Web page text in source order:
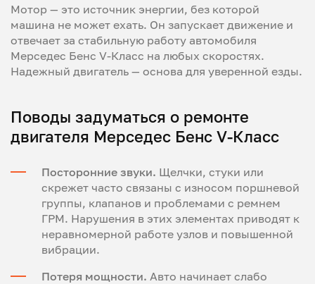
Мотор — это источник энергии, без которой
машина не может ехать. Он запускает движение и
отвечает за стабильную работу автомобиля
Мерседес Бенс V-Класс на любых скоростях.
Надежный двигатель — основа для уверенной езды.
Поводы задуматься о ремонте
двигателя Мерседес Бенс V-Класс
Посторонние звуки. Щелчки, стуки или
скрежет часто связаны с износом поршневой
группы, клапанов и проблемами с ремнем
ГРМ. Нарушения в этих элементах приводят к
неравномерной работе узлов и повышенной
вибрации.
Потеря мощности. Авто начинает слабо